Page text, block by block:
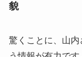
貌
驚くことに、山